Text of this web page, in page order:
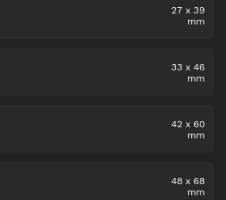
27 x 39
mm
33 x 46
mm
42 x 60
mm
48 x 68
mm